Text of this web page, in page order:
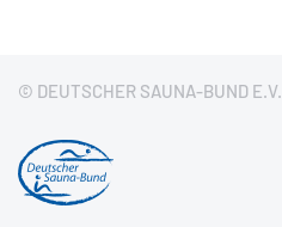
© DEUTSCHER SAUNA-BUND E.V.